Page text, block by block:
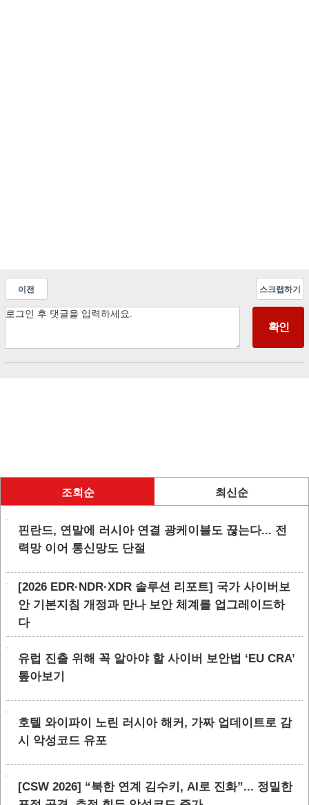
이전 스크랩하기
조회순 최신순
핀란드, 연말에 러시아 연결 광케이블도 끊는다... 전
력망 이어 통신망도 단절
[2026 EDR·NDR·XDR 솔루션 리포트] 국가 사이버보
안 기본지침 개정과 만나 보안 체계를 업그레이드하
다
유럽 진출 위해 꼭 알아야 할 사이버 보안법 ‘EU CRA’
톺아보기
호텔 와이파이 노린 러시아 해커, 가짜 업데이트로 감
시 악성코드 유포
[CSW 2026] “북한 연계 김수키, AI로 진화”... 정밀한